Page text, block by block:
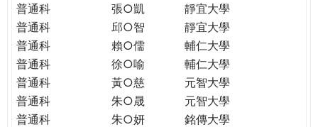
普通科
張○凱
靜宜大學
普通科
邱○智
靜宜大學
普通科
賴○儒
輔仁大學
普通科
徐○喻
輔仁大學
普通科
黃○慈
元智大學
普通科
朱○晟
元智大學
普通科
朱○妍
銘傳大學